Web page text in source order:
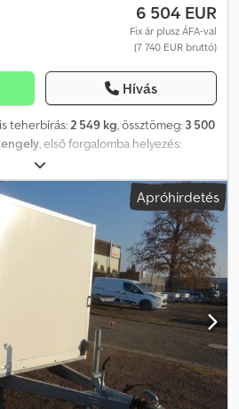
6 504 EUR
Fix ár plusz ÁFA-val
(7 740 EUR bruttó)
Hívás
teherbírás:2 549 kg, össztömeg: 3 500
, első forgalomba helyezés:
070 mm, rakodótér szélesség:
teljes szélesség:2 010 mm, teljes
Crodpsyn Uhkjfx Amzef
tandem tengellyel, gyártó: STEMA,
össztömeg: 3.500 kg, magas alvázas,
szivattyúval, hátsó inga oldalfal,
magas alvázas, elektromos
hátsó inga oldalfal. Hibák és előzetes
a jármű nincs felkészítve.
Apróhirdetés